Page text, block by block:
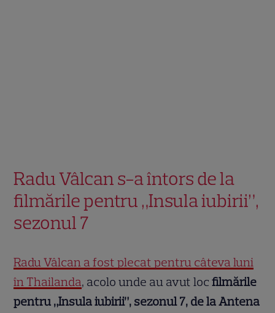
Radu Vâlcan s-a întors de la
filmările pentru „Insula iubirii”,
sezonul 7
Radu Vâlcan a fost plecat pentru câteva luni
în Thailanda, acolo unde au avut locfilmările
pentru „Insula iubirii”, sezonul 7, de la Antena